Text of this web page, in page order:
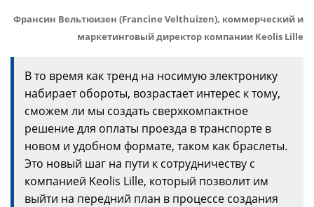
Франсин Вельтюизен (Francine Velthuizen), коммерческий и
маркетинговый директор компании Keolis Lille
В то время как тренд на носимую электронику
набирает обороты, возрастает интерес к тому,
сможем ли мы создать сверхкомпактное
решение для оплаты проезда в транспорте в
новом и удобном формате, таком как браслеты.
Это новый шаг на пути к сотрудничеству с
компанией Keolis Lille, который позволит им
выйти на передний план в процессе создания